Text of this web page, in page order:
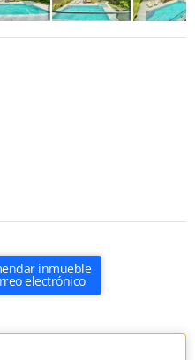
inmueble
electrónico